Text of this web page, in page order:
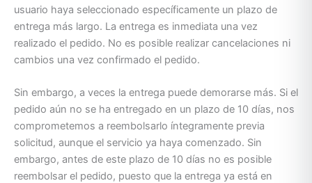
usuario haya seleccionado específicamente un plazo de
entrega más largo. La entrega es inmediata una vez
realizado el pedido. No es posible realizar cancelaciones ni
cambios una vez confirmado el pedido.
Sin embargo, a veces la entrega puede demorarse más. Si el
pedido aún no se ha entregado en un plazo de 10 días, nos
comprometemos a reembolsarlo íntegramente previa
solicitud, aunque el servicio ya haya comenzado. Sin
embargo, antes de este plazo de 10 días no es posible
reembolsar el pedido, puesto que la entrega ya está en